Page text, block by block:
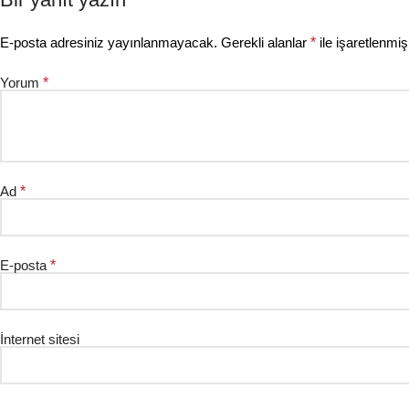
E-posta adresiniz yayınlanmayacak. Gerekli alanlar * ile
Yorum *
Ad *
E-posta *
İnternet sitesi